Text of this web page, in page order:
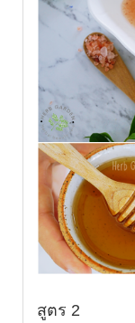
สูตร 2